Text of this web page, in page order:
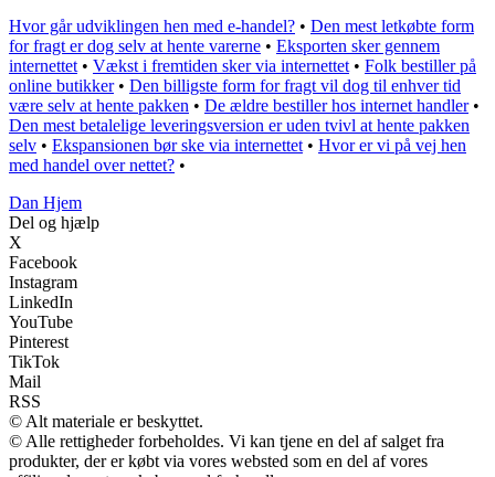
Hvor går udviklingen hen med e-handel? • Den mest letkøbte form
for fragt er dog selv at hente varerne • Eksporten sker gennem
internettet • Vækst i fremtiden sker via internettet • Folk bestiller på
online butikker• Den billigste form for fragt vil dog til enhver tid
være selv at hente pakken • De ældre bestiller hos internet handler•
Den mest betalelige leveringsversion er uden tvivl at hente pakken
selv • Ekspansionen bør ske via internettet • Hvor er vi på vej hen
med handel over nettet? •
Dan Hjem
Del og hjælp
X
Facebook
Instagram
LinkedIn
YouTube
Pinterest
TikTok
Mail
RSS
© Alt materiale er beskyttet.
© Alle rettigheder forbeholdes. Vi kan tjene en del af salget fra
produkter, der er købt via vores websted som en del af vores